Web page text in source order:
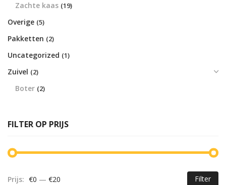
Zachte kaas (19)
Overige (5)
Pakketten (2)
Uncategorized (1)
Zuivel (2)
Boter (2)
FILTER OP PRIJS
Filter
Prijs: €0 — €20